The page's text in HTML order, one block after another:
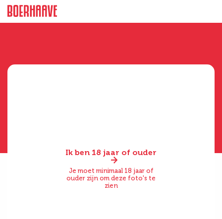
Ik ben 18 jaar of ouder
Je moet minimaal 18 jaar of
ouder zijn om deze foto's te
zien